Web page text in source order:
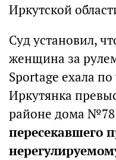
Иркутской
Суд установил,
женщина за
Sportage ехала
Иркутянка
районе дома №78
пересекавшего